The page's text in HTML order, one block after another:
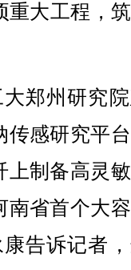
重大工程，
郑州研究院
传感研究平
上制备高灵
南省首个大
告诉记者